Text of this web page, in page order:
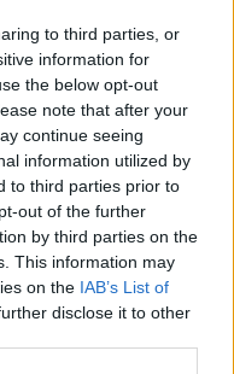
to third parties, or
information for
the below opt-out
note that after your
continue seeing
information utilized by
to third parties prior to
out of the further
by third parties on the
This information may
on the IAB’s List of
disclose it to other
και
με στόχο να
Με αφορμή την
σήμερα
από
Σ. Αντωνάκου. Τον
Γηροκομείου